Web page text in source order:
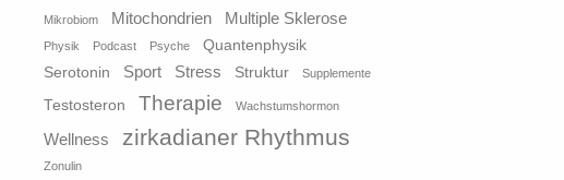
Mikrobiom Mitochondrien Multiple Sklerose
Physik Podcast Psyche
Quantenphysik
Serotonin
Sport Stress Struktur Supplemente
Testosteron Therapie Wachstumshormon
Wellness zirkadianer Rhythmus
Zonulin